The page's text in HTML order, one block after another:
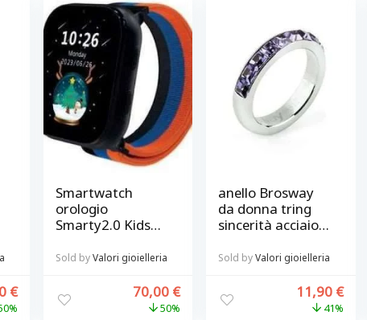
€
Smartwatch
orologio
Smarty2.0 Kids
Sold byValori gioielleria
70,00 €
50%
anello Brosway
da donna tring
sincerità acciaio
tanzanite
Sold byValori gioielleria
11,90 €
41%